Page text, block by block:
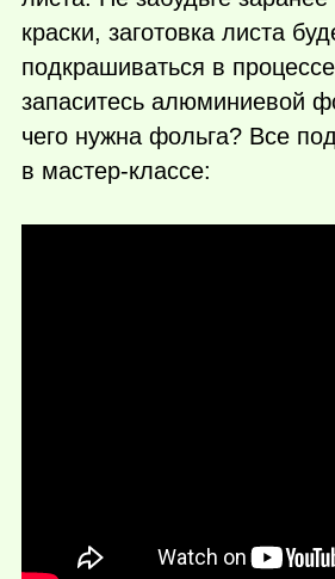
краски, заготовка листа
подкрашиваться в
запаситесь алюминиевой
чего нужна фольга? Все
в мастер-классе: